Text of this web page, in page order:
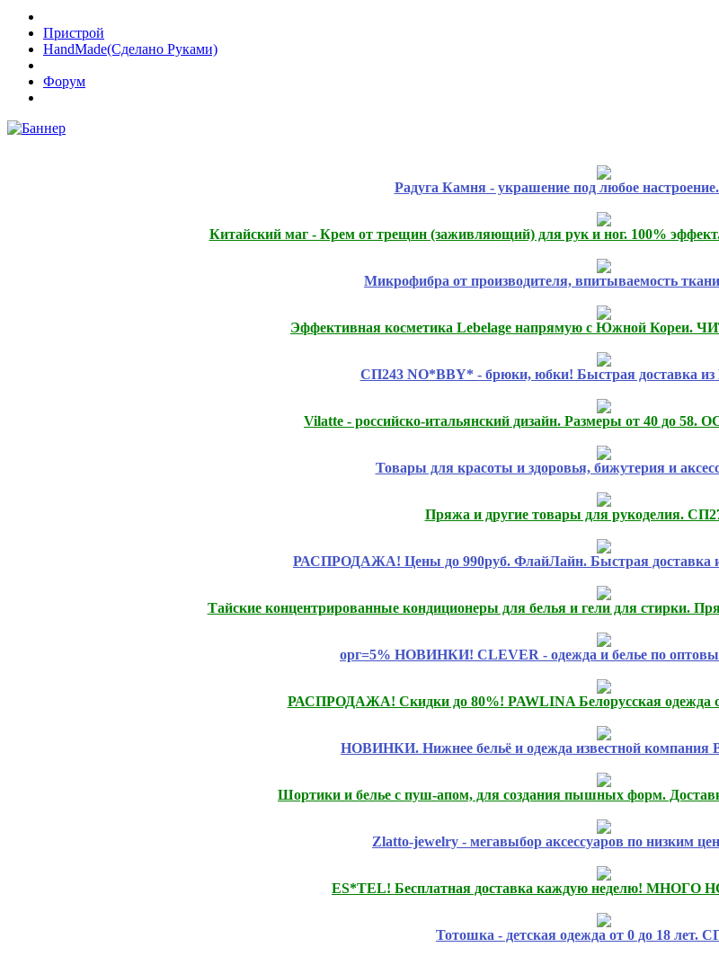
Пристрой
HandMade(Сделано Руками)
Форум
Радуга Камня - украшение под любое
Китайский маг - Крем от трещин (заживляющий) для рук и ног. 100%
Микрофибра от производителя, впитываемость
Эффективная косметика Lebelage напрямую с Южной
СП243 NO*BBY* - брюки, юбки! Быстрая доставка из
Vilatte - российско-итальянский дизайн. Размеры от 40 до
Товары для красоты и здоровья, бижутерия и
Пряжа и другие товары для рукоделия.
РАСПРОДАЖА! Цены до 990руб. ФлайЛайн. Быстрая доставка
Тайские концентрированные кондиционеры для белья и гели для стирки.
орг=5% НОВИНКИ! CLEVER - одежда и белье по
РАСПРОДАЖА! Скидки до 80%! PAWLINA Белорусская одежда
НОВИНКИ. Нижнее бельё и одежда известной компания
Шортики и белье с пуш-апом, для создания пышных форм.
Zlatto-jewelry - мегавыбор аксессуаров по низким
ES*TEL! Бесплатная доставка каждую неделю!
Тотошка - детская одежда от 0 до 18 лет.